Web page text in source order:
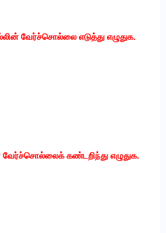
வேர்ச்சொல்லை எடுத்து எழுதுக.
கண்டறிந்து எழுதுக.